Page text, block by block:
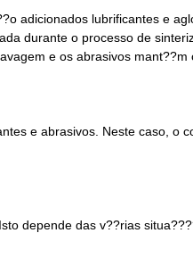
adicionados lubrificantes e
durante o processo de
e os abrasivos mant??m
e abrasivos. Neste caso,
depende das v??rias